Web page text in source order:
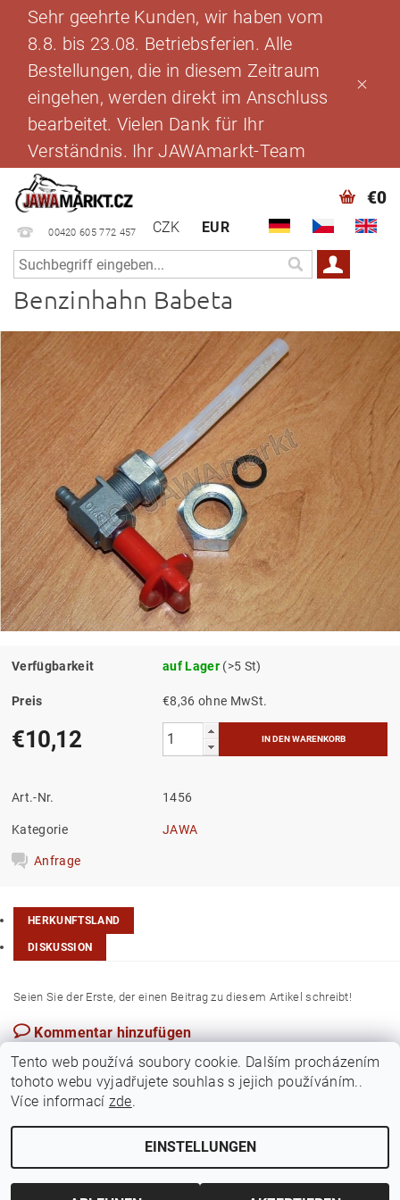
Sehr geehrte Kunden, wir haben vom
8.8. bis 23.08. Betriebsferien. Alle
Bestellungen, die in diesem Zeitraum
eingehen, werden direkt im Anschluss
bearbeitet. Vielen Dank für Ihr
Verständnis. Ihr JAWAmarkt-Team
00420 605 772 457 CZK EUR
€0
Benzinhahn Babeta
Verfügbarkeit auf Lager (>5 St)
Preis €8,36 ohne MwSt.
€10,12
Art.-Nr. 1456
Kategorie JAWA
Anfrage
HERKUNFTSLAND
DISKUSSION
Seien Sie der Erste, der einen Beitrag zu diesem Artikel schreibt!
Kommentar hinzufügen
2026 ©Jawamarkt, alle Rechte vorbehalten.Cookie-Einstellungen ändern
Tento web používá soubory cookie. Dalším procházením
tohoto webu vyjadřujete souhlas s jejich používáním..
Více informací zde.
EINSTELLUNGEN